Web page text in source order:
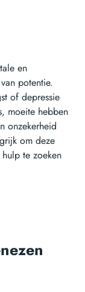
en
potentie.
of depressie
moeite hebben
onzekerheid
om deze
te zoeken